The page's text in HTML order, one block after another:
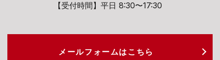
【受付時間】平日 8:30〜17:30
メールフォームはこちら